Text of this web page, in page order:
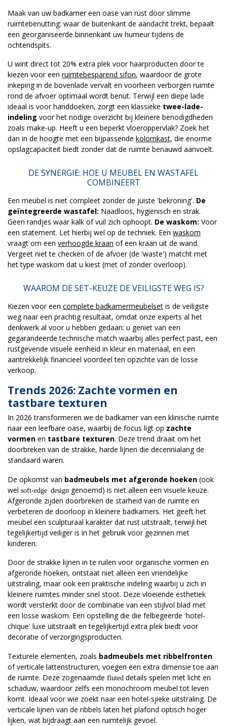
Maak van uw badkamer een oase van rust door slimme
ruimtebenutting: waar de buitenkant de aandacht trekt, bepaalt
een georganiseerde binnenkant uw humeur tijdens de
ochtendspits.
U wint direct tot 20% extra plek voor haarproducten door te
kiezen voor een ruimtebesparend sifon, waardoor de grote
inkeping in de bovenlade vervalt en voorheen verborgen ruimte
rond de afvoer optimaal wordt benut. Terwijl een diepe lade
ideaal is voor handdoeken, zorgt een klassieke twee-lade-
indeling voor het nodige overzicht bij kleinere benodigdheden
zoals make-up. Heeft u een beperkt vloeroppervlak? Zoek het
dan in de hoogte met een bijpassende kolomkast, die enorme
opslagcapaciteit biedt zonder dat de ruimte benauwd aanvoelt.
DE SYNERGIE: HOE U MEUBEL EN WASTAFEL
COMBINEERT
Een meubel is niet compleet zonder de juiste 'bekroning'. De
geïntegreerde wastafel: Naadloos, hygiënisch en strak.
Geen randjes waar kalk of vuil zich ophoopt. De waskom: Voor
een statement. Let hierbij wel op de techniek. Een waskom
vraagt om een verhoogde kraan of een kraan uit de wand.
Vergeet niet te checken of de afvoer (de 'waste') matcht met
het type waskom dat u kiest (met of zonder overloop).
WAAROM DE SET-KEUZE DE VEILIGSTE WEG IS?
Kiezen voor een complete badkamermeubelset is de veiligste
weg naar een prachtig resultaat, omdat onze experts al het
denkwerk al voor u hebben gedaan: u geniet van een
gegarandeerde technische match waarbij alles perfect past, een
rustgevende visuele eenheid in kleur en materiaal, en een
aantrekkelijk financieel voordeel ten opzichte van de losse
verkoop.
Trends 2026: Zachte vormen en
tastbare texturen
In 2026 transformeren we de badkamer van een klinische ruimte
naar een leefbare oase, waarbij de focus ligt op zachte
vormen en tastbare texturen. Deze trend draait om het
doorbreken van de strakke, harde lijnen die decennialang de
standaard waren.
De opkomst van badmeubels met afgeronde hoeken (ook
wel soft-edge design genoemd) is niet alleen een visuele keuze.
Afgeronde zijden doorbreken de starheid van de ruimte en
verbeteren de doorloop in kleinere badkamers. Het geeft het
meubel een sculpturaal karakter dat rust uitstraalt, terwijl het
tegelijkertijd veiliger is in het gebruik voor gezinnen met
kinderen.
Door de strakke lijnen in te ruilen voor organische vormen en
afgeronde hoeken, ontstaat niet alleen een vriendelijke
uitstraling, maar ook een praktische indeling waarbij u zich in
kleinere ruimtes minder snel stoot. Deze vloeiende esthetiek
wordt versterkt door de combinatie van een stijlvol blad met
een losse waskom. Een opstelling die die felbegeerde 'hotel-
chique' luxe uitstraalt en tegelijkertijd extra plek biedt voor
decoratie of verzorgingsproducten.
Texturele elementen, zoals badmeubels met ribbelfronten
of verticale lattenstructuren, voegen een extra dimensie toe aan
de ruimte. Deze zogenaamde fluted details spelen met licht en
schaduw, waardoor zelfs een monochroom meubel tot leven
komt. Ideaal voor wie zoekt naar een hotel-sjieke uitstraling. De
verticale lijnen van de ribbels laten het plafond optisch hoger
lijken, wat bijdraagt aan een ruimtelijk gevoel.